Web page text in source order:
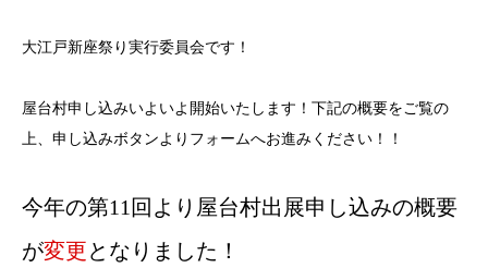
大江戸新座祭り実行委員会です！
屋台村申し込みいよいよ開始いたします！下記の概要をご覧の
上、申し込みボタンよりフォームへお進みください！！
今年の第11回より屋台村出展申し込みの概要
が変更となりました！